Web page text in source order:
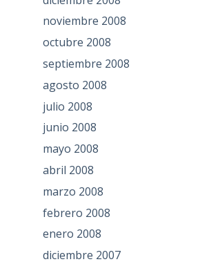
noviembre 2008
octubre 2008
septiembre 2008
agosto 2008
julio 2008
junio 2008
mayo 2008
abril 2008
marzo 2008
febrero 2008
enero 2008
diciembre 2007